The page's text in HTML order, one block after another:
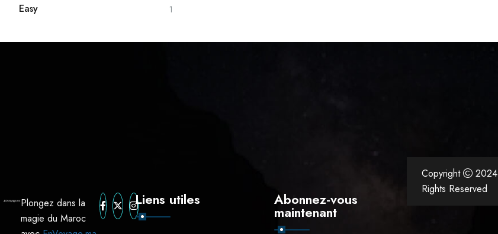
Easy
1
Plongez dans la
magie du Maroc
Liens utiles Abonnez-vous
maintenant
Copyright 2024
Rights Reserved